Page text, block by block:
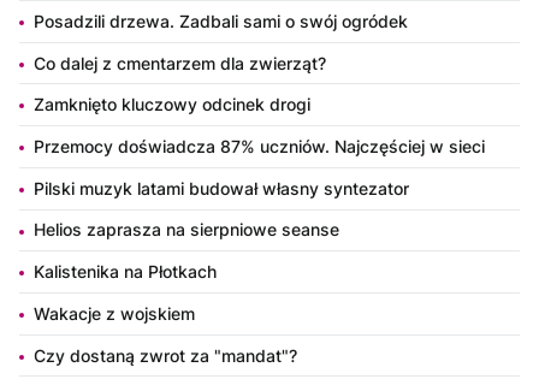
Posadzili drzewa. Zadbali sami o swój ogródek
Co dalej z cmentarzem dla zwierząt?
Zamknięto kluczowy odcinek drogi
Przemocy doświadcza 87% uczniów. Najczęściej w sieci
Pilski muzyk latami budował własny syntezator
Helios zaprasza na sierpniowe seanse
Kalistenika na Płotkach
Wakacje z wojskiem
Czy dostaną zwrot za "mandat"?